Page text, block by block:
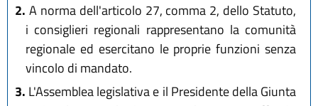
2. A norma dell'articolo 27, comma 2, dello Statuto,
i consiglieri regionali rappresentano la comunità
regionale ed esercitano le proprie funzioni senza
vincolo di mandato.
3. L'Assemblea legislativa e il Presidente della Giunta